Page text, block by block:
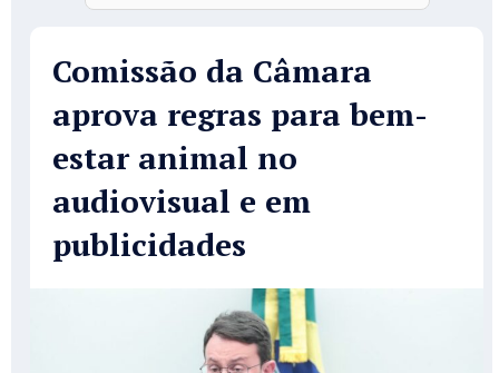
Comissão da Câmara
aprova regras para bem-
estar animal no
audiovisual e em
publicidades